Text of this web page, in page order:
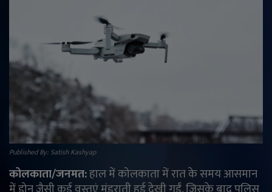
ज्योतिष
वीडियो
व्यापार
Published By: Satish Kashyap
कोलकाता/जनमत:हाल में कोलकाता में रात के समय आसमान